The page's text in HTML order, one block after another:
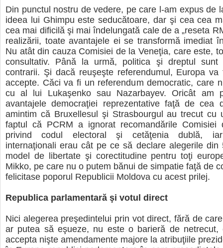
Din punctul nostru de vedere, pe care l-am expus de
ideea lui Ghimpu este seducătoare, dar şi cea cea
cea mai dificilă şi mai îndelungată cale de a „reseta
realizării, toate avantajele ei se transformă imediat
Nu atât din cauza Comisiei de la Veneţia, care este,
consultativ. Până la urmă, politica şi dreptul sunt
contrarii. Şi dacă reuşeşte referendumul, Europa
accepte. Căci va fi un referendum democratic, care
cu al lui Lukaşenko sau Nazarbayev. Oricât am
avantajele democraţiei reprezentative faţă de cea
amintim că Bruxellesul şi Strasbourgul au trecut cu
faptul că PCRM a ignorat recomandările Comisiei
privind codul electoral şi cetăţenia dublă, iar
internaţionali erau cât pe ce să declare alegerile din
model de libertate şi corectitudine pentru toţi
Mikko, pe care nu o putem bănui de simpatie faţă de
felicitase poporul Republicii Moldova cu acest prilej.
Republica parlamentară şi votul direct
Nici alegerea preşedintelui prin vot direct, fără de
ar putea să eşueze, nu este o barieră de netrecut,
accepta nişte amendamente majore la atribuţiile